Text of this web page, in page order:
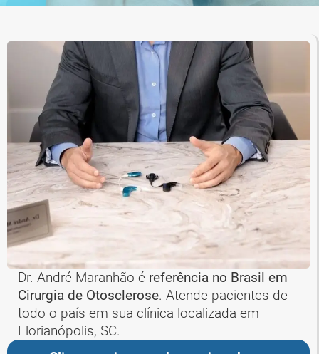
Dr. André Maranhão é referência no Brasil em
Cirurgia de Otosclerose. Atende pacientes de
todo o país em sua clínica localizada em
Florianópolis, SC.